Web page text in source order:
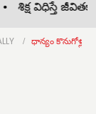
శిక్ష విధిస్తే
ధాన్యం కొనుగోళ్లలో